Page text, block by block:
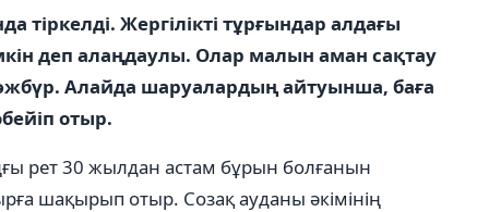
Жергілікті тұрғындар алдағы
деп алаңдаулы. Олар малын аман сақтау
Алайда шаруалардың айтуынша, баға
отыр.
рет 30 жылдан астам бұрын болғанын
шақырып отыр. Созақ ауданы әкімінің